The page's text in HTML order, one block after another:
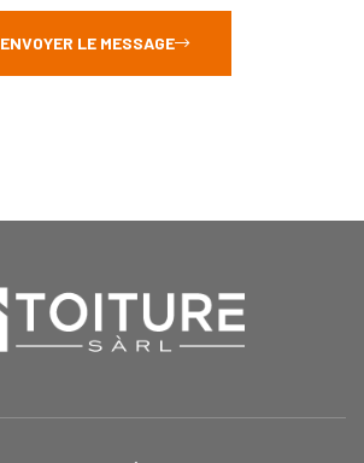
ENVOYER LE MESSAGE